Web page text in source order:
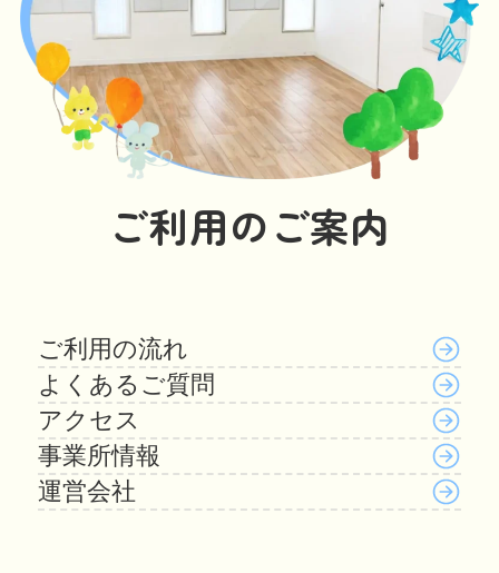
ご利用のご案内
ご利用の流れ
よくあるご質問
アクセス
事業所情報
運営会社